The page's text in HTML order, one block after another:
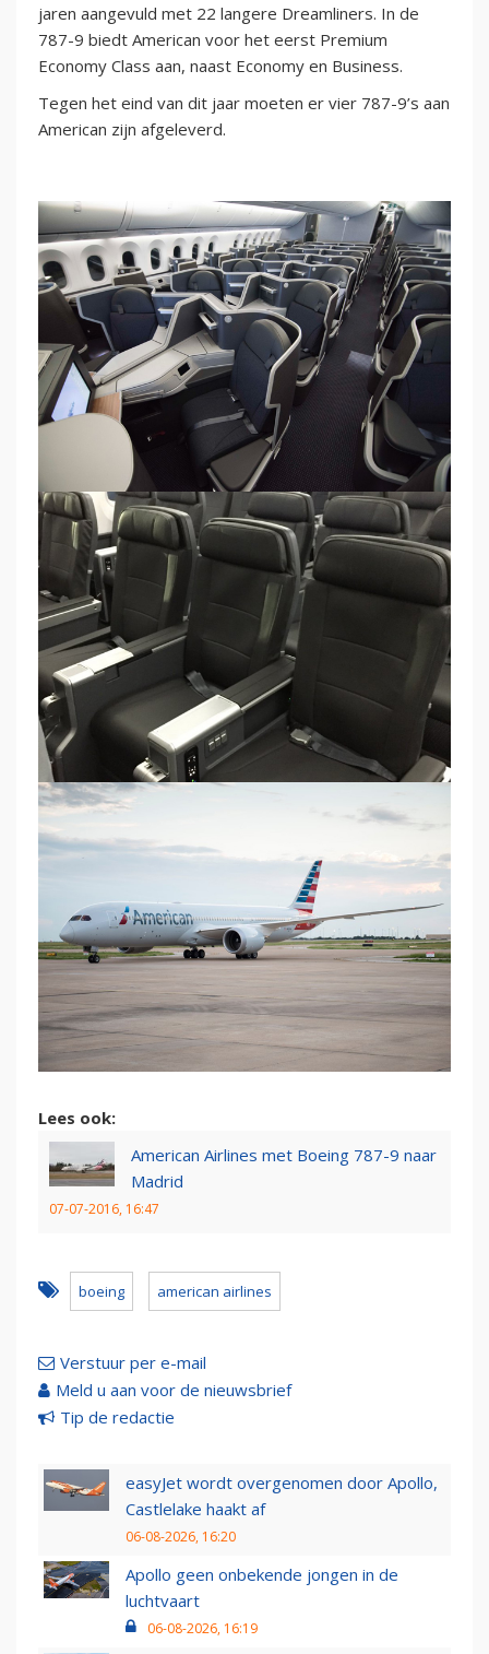
jaren aangevuld met 22 langere Dreamliners. In de
787-9 biedt American voor het eerst Premium
Economy Class aan, naast Economy en Business.
Tegen het eind van dit jaar moeten er vier 787-9’s aan
American zijn afgeleverd.
Lees ook:
American Airlines met Boeing 787-9 naar
Madrid
07-07-2016, 16:47
boeing american airlines
Verstuur per e-mail
Meld u aan voor de nieuwsbrief
Tip de redactie
easyJet wordt overgenomen door Apollo,
Castlelake haakt af
06-08-2026, 16:20
Apollo geen onbekende jongen in de
luchtvaart
06-08-2026, 16:19